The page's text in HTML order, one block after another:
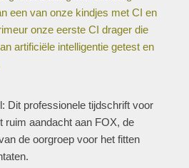
een van onze kindjes met CI en
onze eerste CI drager die
artificiële intelligentie getest en
Dit professionele tijdschrift voor
ruim aandacht aan FOX, de
de oorgroep voor het fitten